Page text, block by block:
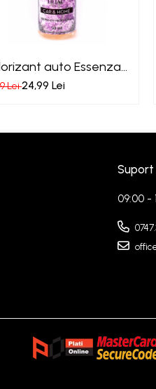
auto Essenza
Lei24,99 Lei
09:00 -